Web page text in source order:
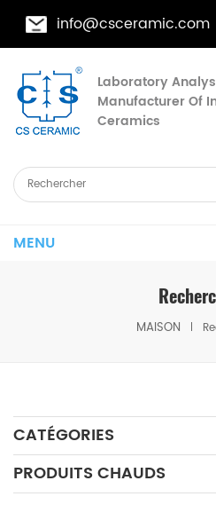
info@csceramic.com
Laboratory
Manufacturer Of
Ceramics
MENU
MAISON
CATÉGORIES
PRODUITS CHAUDS